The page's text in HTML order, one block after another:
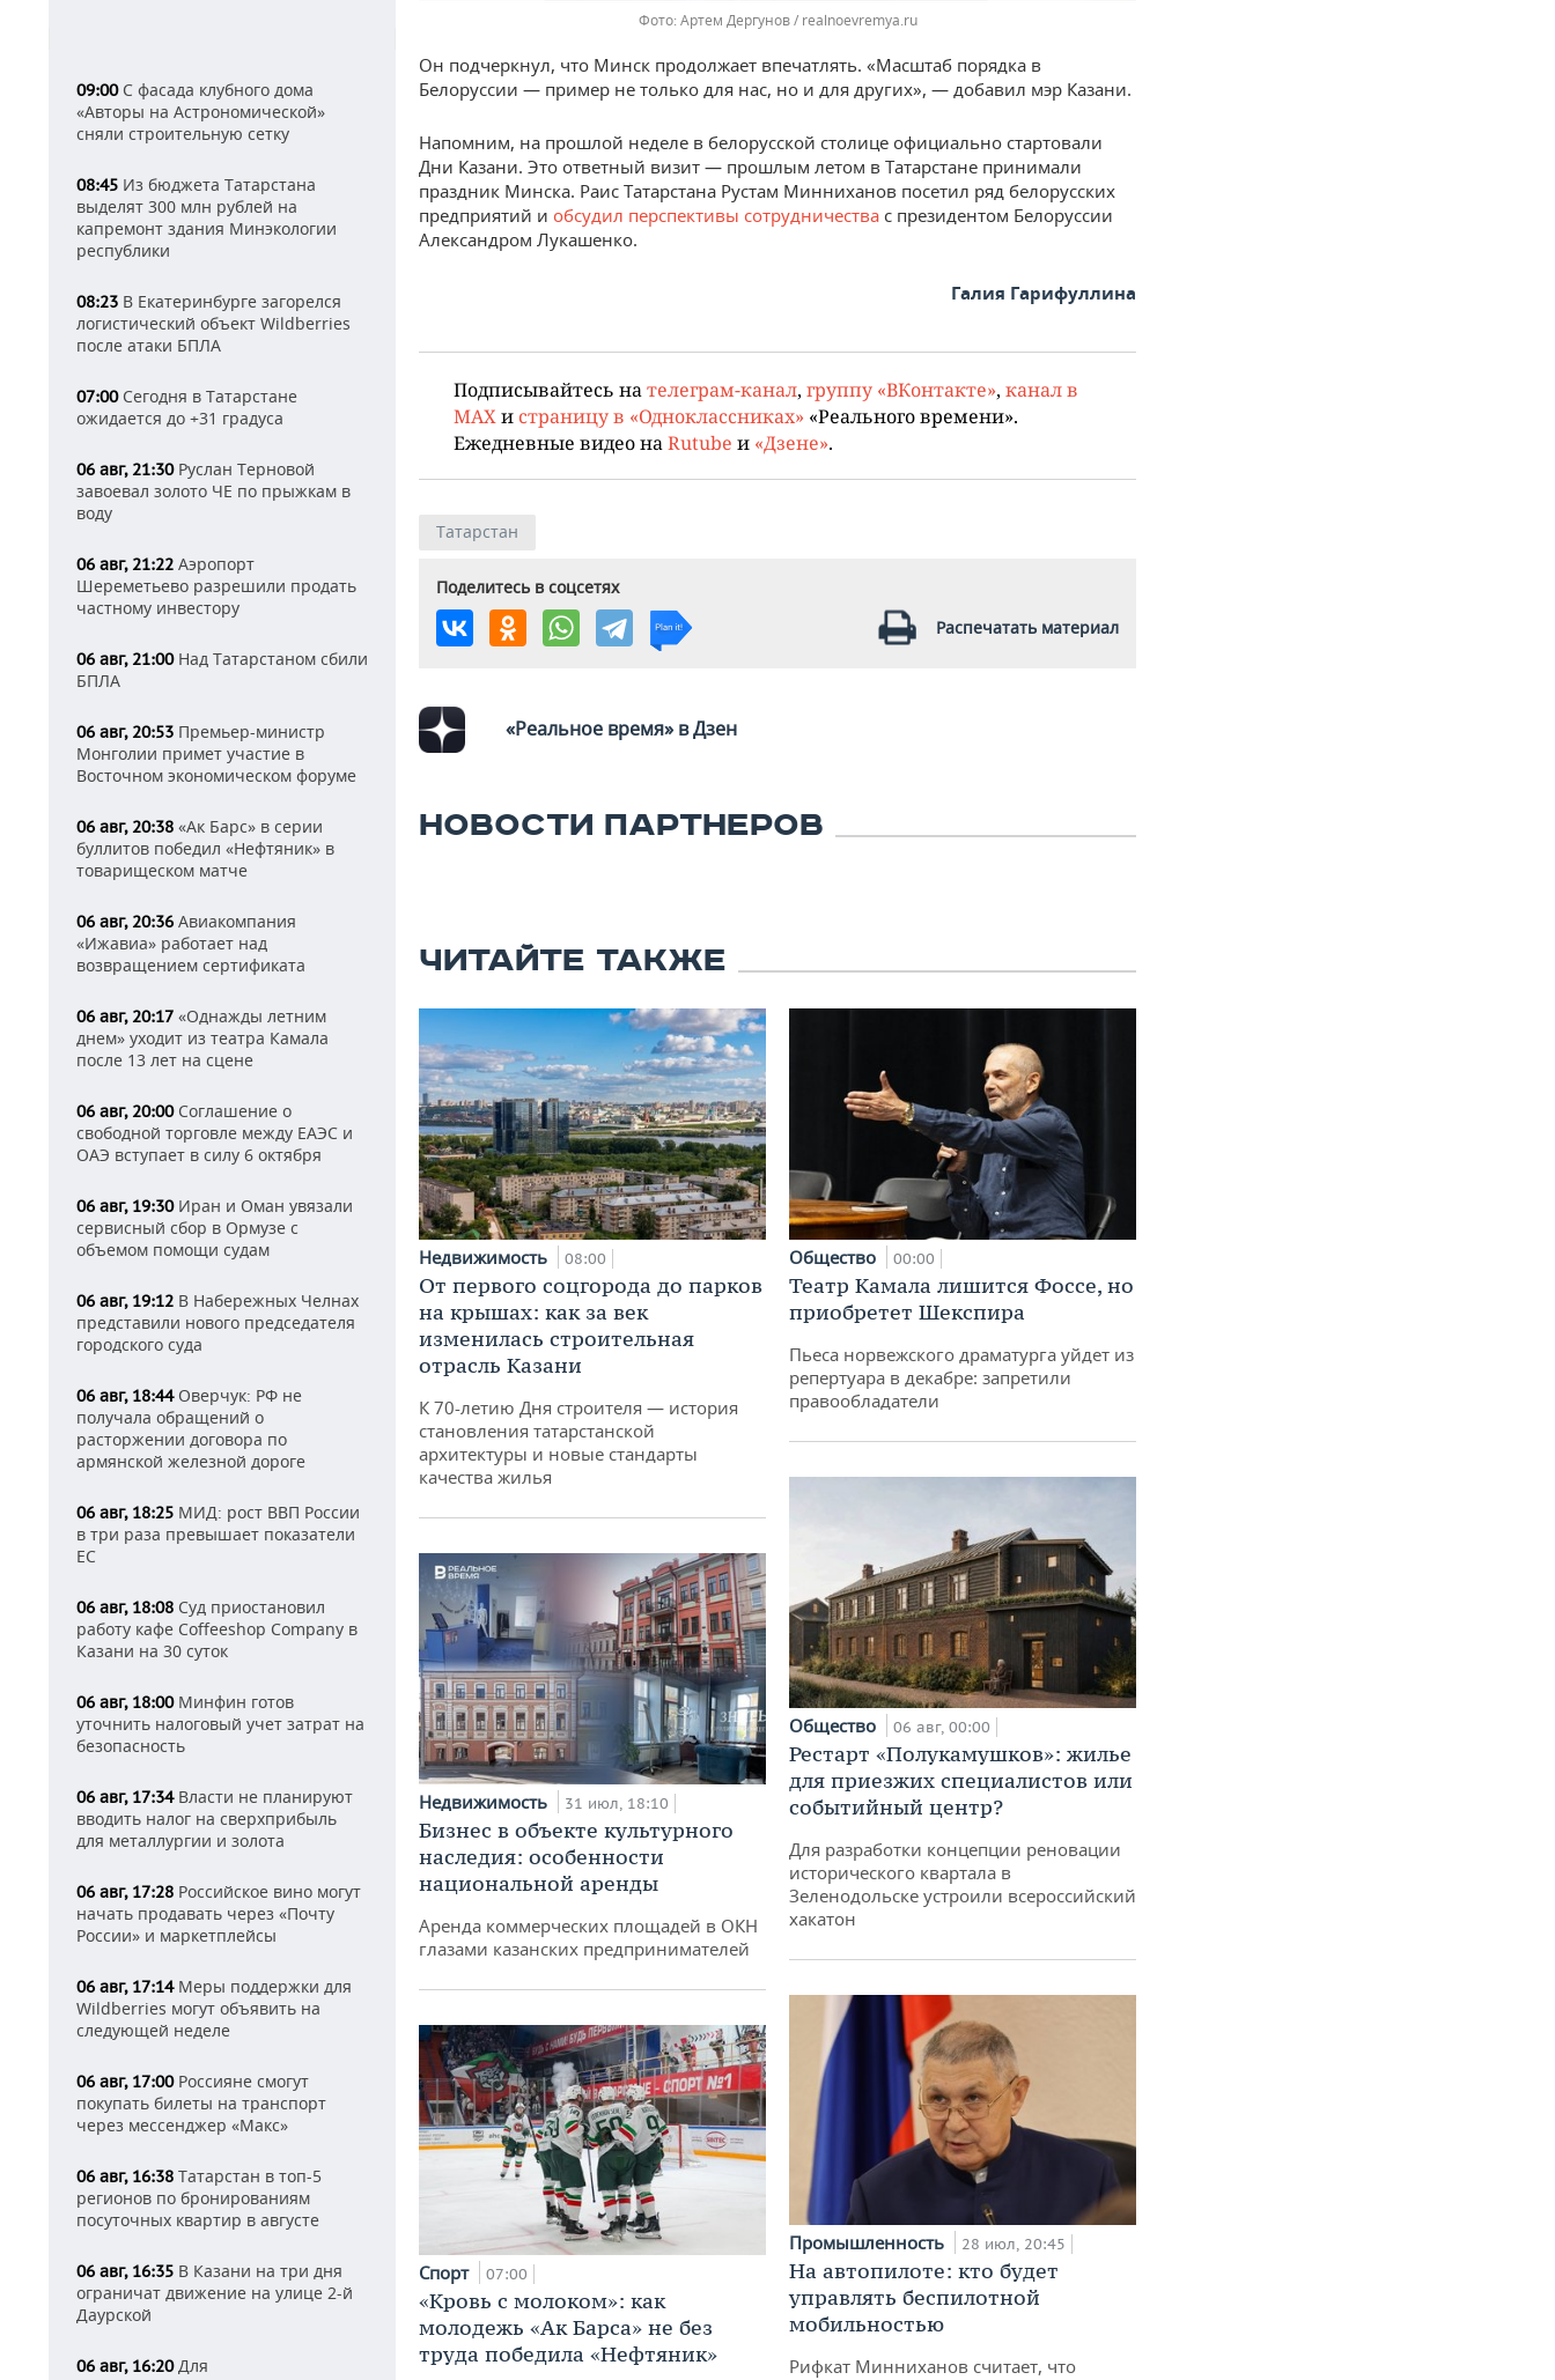
09:00С фасада клубного дома
«Авторы на Астрономической»
сняли строительную сетку
08:45 Из бюджета Татарстана
выделят 300 млн рублей на
капремонт здания Минэкологии
республики
08:23 В Екатеринбурге загорелся
логистический объект Wildberries
после атаки БПЛА
07:00Сегодня в Татарстане
ожидается до +31 градуса
06 авг, 21:30Руслан Терновой
завоевал золото ЧЕ по прыжкам в
воду
06 авг, 21:22 Аэропорт
Шереметьево разрешили продать
частному инвестору
06 авг, 21:00Над Татарстаном сбили
БПЛА
06 авг, 20:53 Премьер-министр
Монголии примет участие в
Восточном экономическом форуме
06 авг, 20:38 «Ак Барс» в серии
буллитов победил «Нефтяник» в
товарищеском матче
06 авг, 20:36 Авиакомпания
«Ижавиа» работает над
возвращением сертификата
06 авг, 20:17 «Однажды летним
днем» уходит из театра Камала
после 13 лет на сцене
06 авг, 20:00Соглашение о
свободной торговле между ЕАЭС и
ОАЭ вступает в силу 6 октября
06 авг, 19:30Иран и Оман увязали
сервисный сбор в Ормузе с
объемом помощи судам
06 авг, 19:12 В Набережных Челнах
представили нового председателя
городского суда
06 авг, 18:44Оверчук: РФ не
получала обращений о
расторжении договора по
армянской железной дороге
06 авг, 18:25 МИД: рост ВВП России
в три раза превышает показатели
ЕС
06 авг, 18:08 Суд приостановил
работу кафе Coffeeshop Company в
Казани на 30 суток
06 авг, 18:00Минфин готов
уточнить налоговый учет затрат на
безопасность
06 авг, 17:34Власти не планируют
вводить налог на сверхприбыль
для металлургии и золота
06 авг, 17:28 Российское вино могут
начать продавать через «Почту
России» и маркетплейсы
06 авг, 17:14Меры поддержки для
Wildberries могут объявить на
следующей неделе
06 авг, 17:00Россияне смогут
покупать билеты на транспорт
через мессенджер «Макс»
06 авг, 16:38 Татарстан в топ-5
регионов по бронированиям
посуточных квартир в августе
06 авг, 16:35 В Казани на три дня
ограничат движение на улице 2-й
Даурской
06 авг, 16:20Для
Артем Дергунов / realnoevremya.ru
Он подчеркнул, что Минск продолжает впечатлять. «Масштаб порядка в
Белоруссии — пример не только для нас, но и для других», — добавил мэр Казани.
Напомним, на прошлой неделе в белорусской столице официально стартовали
Дни Казани. Это ответный визит — прошлым летом в Татарстане принимали
праздник Минска. Раис Татарстана Рустам Минниханов посетил ряд белорусских
предприятий и обсудил перспективы сотрудничества с президентом Белоруссии
Александром Лукашенко.
Галия Гарифуллина
Подписывайтесь на телеграм-канал, группу «ВКонтакте», канал в
MAX и страницу в «Одноклассниках» «Реального времени».
Ежедневные видео на Rutube и «Дзене».
Татарстан
Поделитесь в соцсетях
Распечатать материал
«Реальное время» в Дзен
НОВОСТИ ПАРТНЕРОВ
ЧИТАЙТЕ ТАКЖЕ
Недвижимость 08:00
От первого соцгорода до парков
на крышах: как за век
изменилась строительная
отрасль Казани
К 70-летию Дня строителя — история
становления татарстанской
архитектуры и новые стандарты
качества жилья
Недвижимость 31 июл, 18:10
Бизнес в объекте культурного
наследия: особенности
национальной аренды
Аренда коммерческих площадей в ОКН
глазами казанских предпринимателей
Спорт 07:00
«Кровь с молоком»: как
молодежь «Ак Барса» не без
труда победила «Нефтяник»
Общество 00:00
Театр Камала лишится Фоссе, но
приобретет Шекспира
Пьеса норвежского драматурга уйдет из
репертуара в декабре: запретили
правообладатели
Общество 06 авг, 00:00
Рестарт «Полукамушков»: жилье
для приезжих специалистов или
событийный центр?
Для разработки концепции реновации
исторического квартала в
Зеленодольске устроили всероссийский
хакатон
Промышленность 28 июл, 20:45
На автопилоте: кто будет
управлять беспилотной
мобильностью
Рифкат Минниханов считает, что